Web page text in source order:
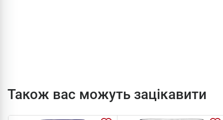
Також вас можуть зацікавити